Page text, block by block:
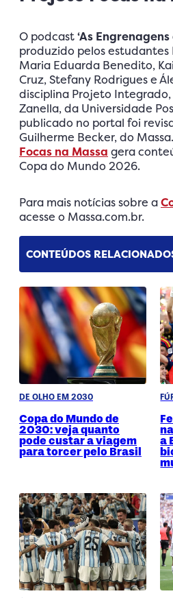
O podcast‘As Engrenagens
produzido pelos
Maria Eduarda Benedito,
Cruz, Stefany Rodrigues e
disciplina Projeto
Zanella, da Universidade
publicado no portal foi
Guilherme Becker, do
Focas na Massa gera
Copa do Mundo 2026.
Para mais notícias sobre a
acesse o Massa.com.br.
CONTEÚDOS
DE OLHO EM 2030
Copa do Mundo de
2030: veja quanto
pode custar a viagem
para torcer pelo Brasil
a